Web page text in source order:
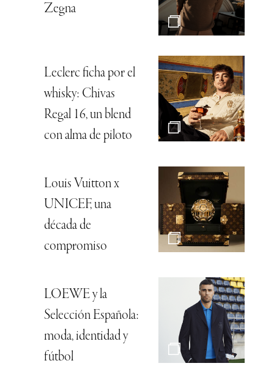
Zegna
Leclerc ficha por el
whisky: Chivas
Regal 16, un blend
con alma de piloto
Louis Vuitton x
UNICEF, una
década de
compromiso
LOEWE y la
Selección Española:
moda, identidad y
fútbol